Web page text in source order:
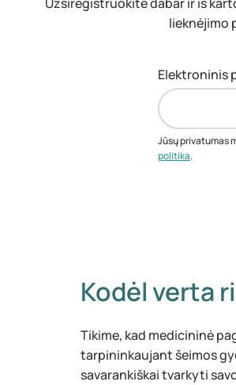
lieknėjimo
Elektroninis
Jūsų privatumas
politika.
Kodėl verta
Tikime, kad medicininė
tarpininkaujant šeimos
savarankiškai tvarkyti